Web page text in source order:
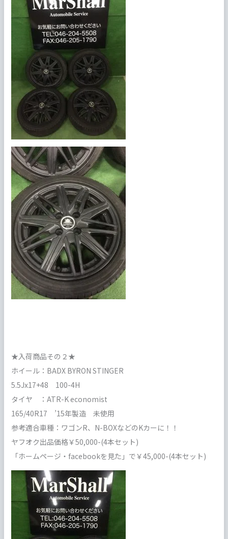
★入荷商品その２★
ホイール：BADX BYRON STINGER
5.5Jx17+48 100-4H
タイヤ ：ATR-K economist
165/40R17 ’15年製造 未使用
参考適合車種：ワゴンR、N-BOXなどのKカーに！！
ヤフオク出品価格￥50,000-(4本セット)
「ホームページ・facebookを見た」で￥45,000-(4本セット)